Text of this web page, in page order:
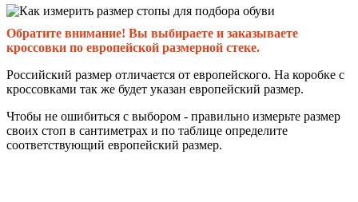
Обратите внимание! Вы выбираете и заказываете
кроссовки по европейской размерной стеке.
Российский размер отличается от европейского. На коробке с
кроссовками так же будет указан европейский размер.
Чтобы не ошибиться с выбором - правильно измерьте размер
своих стоп в сантиметрах и по таблице определите
соответствующий европейский размер.